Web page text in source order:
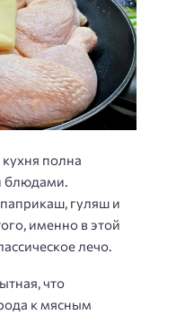
полна
блюдами.
гуляш и
именно в этой
лечо.
что
к мясным